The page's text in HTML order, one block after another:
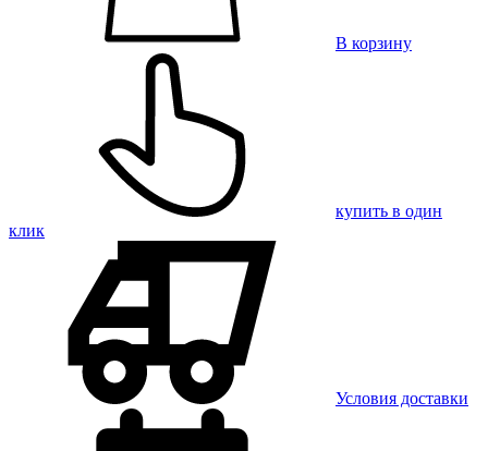
В корзину
купить в один
клик
Условия доставки